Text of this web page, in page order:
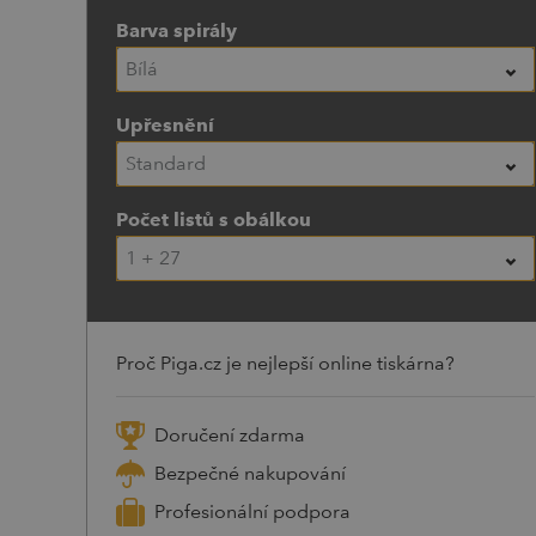
Barva spirály
Bílá
Upřesnění
Standard
Počet listů s obálkou
1 + 27
Proč Piga.cz je nejlepší online tiskárna?
Doručení zdarma
Bezpečné nakupování
Profesionální podpora